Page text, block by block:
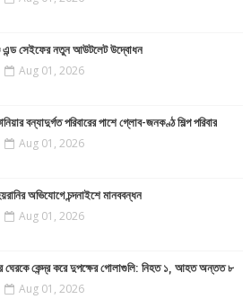
এন্ড সেইফের নতুন আউটলেট উদ্বোধন
Aug 01, 2026
বন্যাদুর্গত পরিবারের পাশে গ্লোব-জনকণ্ঠ শিল্প পরিবার
Aug 01, 2026
অভিযোগে চন্দনাইশে মানববন্ধন
Aug 01, 2026
ঘেরকে কেন্দ্র করে দুপক্ষের গোলাগুলি: নিহত ১, আহত অন্তত ৮
Aug 01, 2026